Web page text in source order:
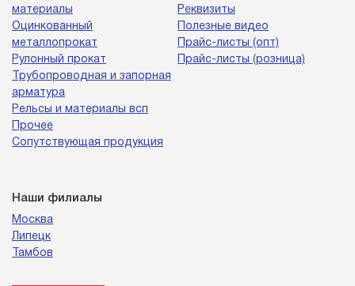
материалы
Оцинкованный
металлопрокат
Рулонный прокат
Трубопроводная и запорная
арматура
Рельсы и материалы всп
Прочее
Сопутствующая продукция
Реквизиты
Полезные видео
Прайс-листы (опт)
Прайс-листы (розница)
Наши филиалы
Москва
Липецк
Тамбов